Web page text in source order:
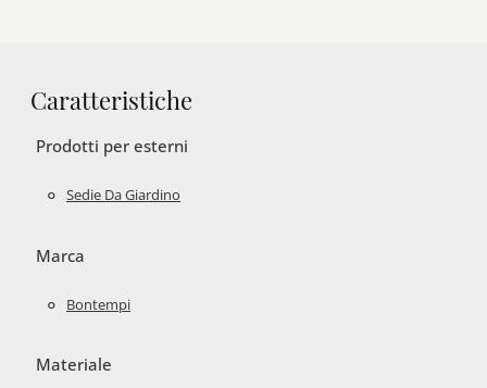
Caratteristiche
Prodotti per esterni
Sedie Da Giardino
Marca
Bontempi
Materiale